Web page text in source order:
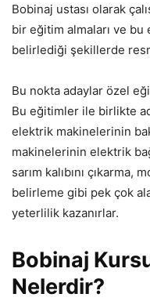
Bobinaj ustası olarak
bir eğitim almaları ve
belirlediği şekillerde
Bu nokta adaylar özel
Bu eğitimler ile birlikte
elektrik makinelerinin
makinelerinin elektrik
sarım kalıbını çıkarma,
belirleme gibi pek çok
yeterlilik kazanırlar.
Bobinaj
Nelerdir?